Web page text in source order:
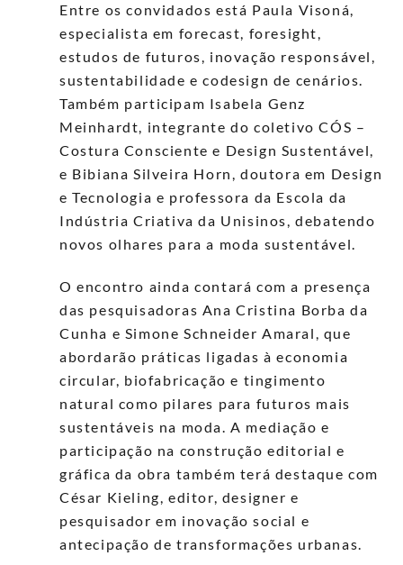
Entre os convidados está Paula Visoná,
especialista em forecast, foresight,
estudos de futuros, inovação responsável,
sustentabilidade e codesign de cenários.
Também participam Isabela Genz
Meinhardt, integrante do coletivo CÓS –
Costura Consciente e Design Sustentável,
e Bibiana Silveira Horn, doutora em Design
e Tecnologia e professora da Escola da
Indústria Criativa da Unisinos, debatendo
novos olhares para a moda sustentável.
O encontro ainda contará com a presença
das pesquisadoras Ana Cristina Borba da
Cunha e Simone Schneider Amaral, que
abordarão práticas ligadas à economia
circular, biofabricação e tingimento
natural como pilares para futuros mais
sustentáveis na moda. A mediação e
participação na construção editorial e
gráfica da obra também terá destaque com
César Kieling, editor, designer e
pesquisador em inovação social e
antecipação de transformações urbanas.